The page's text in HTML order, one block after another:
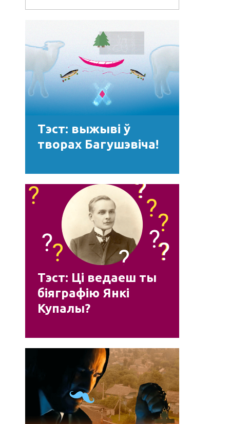
Тэст: выжыві ў
творах Багушэвіча!
Тэст: Ці ведаеш ты
біяграфію Янкі
Купалы?